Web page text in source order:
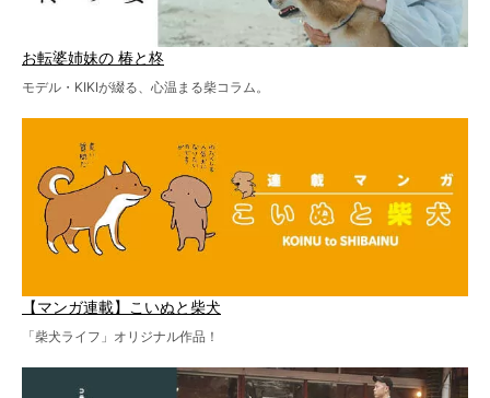
お転婆姉妹の 椿と柊
モデル・KIKIが綴る、心温まる柴コラム。
【マンガ連載】こいぬと柴犬
「柴犬ライフ」オリジナル作品！